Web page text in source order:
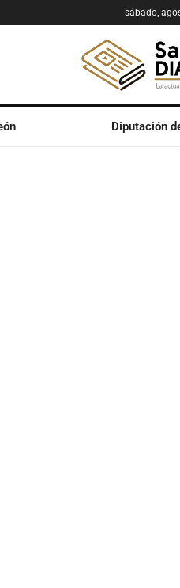
sábado,
Diputación